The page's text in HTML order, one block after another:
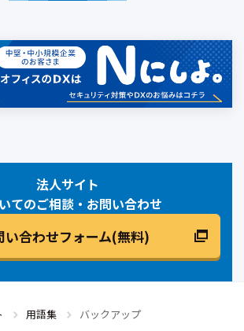
法人サイト
てのご相談・お問い合わせ
い合わせフォーム(無料)
用語集 バックアップ